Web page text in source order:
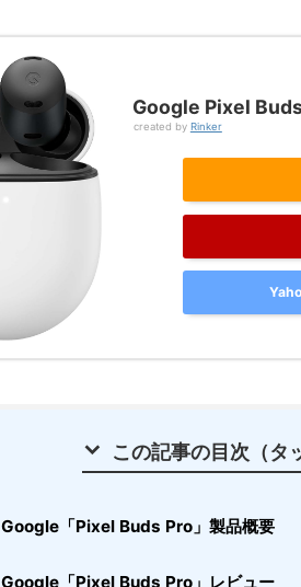
Google Pixel
created by Rinker
この記事の目次（タ
Google「Pixel Buds Pro」製品概要
Google「Pixel Buds Pro」レビュー